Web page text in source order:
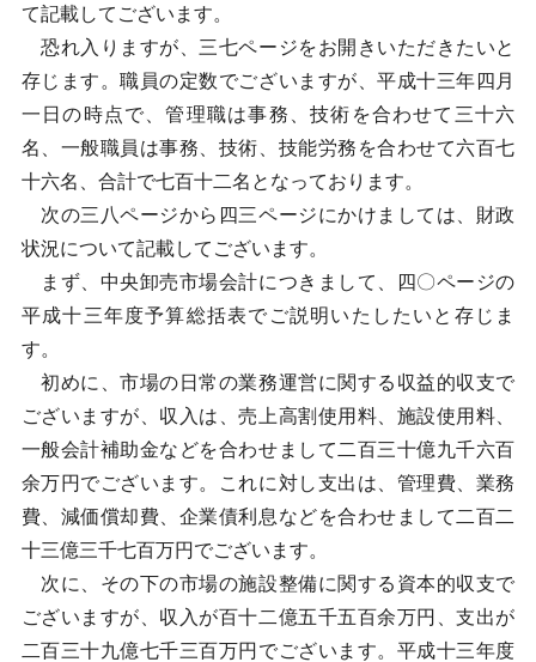
て記載してございます。
恐れ入りますが、三七ページをお開きいただきたいと
存じます。職員の定数でございますが、平成十三年四月
一日の時点で、管理職は事務、技術を合わせて三十六
名、一般職員は事務、技術、技能労務を合わせて六百七
十六名、合計で七百十二名となっております。
次の三八ページから四三ページにかけましては、財政
状況について記載してございます。
まず、中央卸売市場会計につきまして、四〇ページの
平成十三年度予算総括表でご説明いたしたいと存じま
す。
初めに、市場の日常の業務運営に関する収益的収支で
ございますが、収入は、売上高割使用料、施設使用料、
一般会計補助金などを合わせまして二百三十億九千六百
余万円でございます。これに対し支出は、管理費、業務
費、減価償却費、企業債利息などを合わせまして二百二
十三億三千七百万円でございます。
次に、その下の市場の施設整備に関する資本的収支で
ございますが、収入が百十二億五千五百余万円、支出が
二百三十九億七千三百万円でございます。平成十三年度